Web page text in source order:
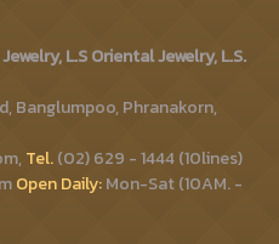
L.S Oriental Jewelry, L.S.
Banglumpoo, Phranakorn,
Tel.(02) 629 - 1444 (10lines)
Open Daily:Mon-Sat (10AM. -